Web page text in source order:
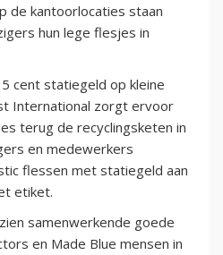
de kantoorlocaties staan
hun lege flesjes in
cent statiegeld op kleine
International zorgt ervoor
terug de recyclingsketen in
en medewerkers
flessen met statiegeld aan
etiket.
samenwerkende goede
en Made Blue mensen in